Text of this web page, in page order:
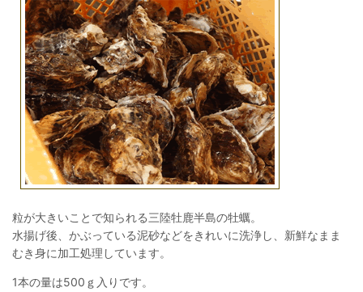
粒が大きいことで知られる三陸牡鹿半島の牡蠣。
水揚げ後、かぶっている泥砂などをきれいに洗浄し、新鮮なまま
むき身に加工処理しています。
1本の量は500ｇ入りです。